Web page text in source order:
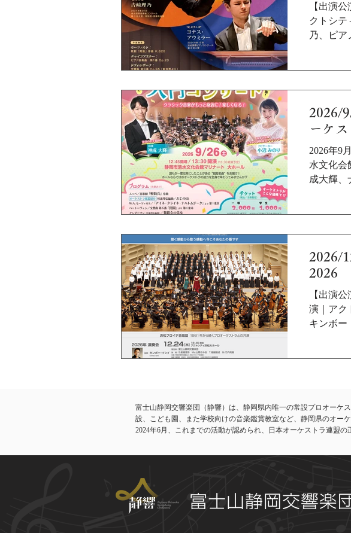
女の宅
ら」、モ
ラダイス
ベル／
【出演
クトシテ
乃、ピア
楽：富
op.23、
短調
2026/
ーケ
2026年9
水文化会
成大輝、
イネ・ナ
ートーヴ
第1楽章
舞踏会の
カ・シ
（庄司燦
ク／交響
2026/
2026
【出演
演｜アク
キンボー
富士山静岡交響楽団（静響）は、静岡県内唯一の常設プロオーケ
設、こども園、また学校向けの音楽鑑賞教室など、静岡県のオー
​2024年6月、これまでの活動が認められ、日本オーケストラ連盟の